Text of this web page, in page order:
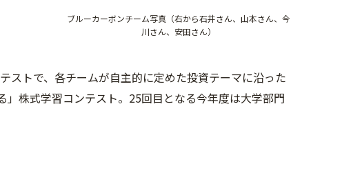
ブルーカーボンチーム写真（右から石井さん、山本さん、今
川さん、安田さん）
ストで、各チームが自主的に定めた投資テーマに沿った
株式学習コンテスト。25回目となる今年度は大学部門